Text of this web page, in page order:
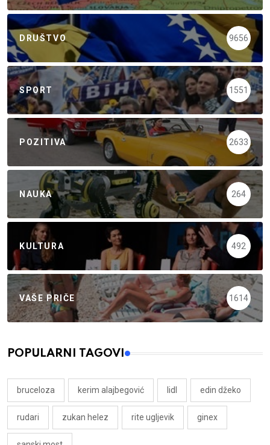
DRUŠTVO 9656
SPORT 1551
POZITIVA 2633
NAUKA 264
KULTURA 492
VAŠE PRIČE 1614
POPULARNI TAGOVI
bruceloza kerim alajbegović lidl edin džeko
rudari zukan helez rite ugljevik ginex